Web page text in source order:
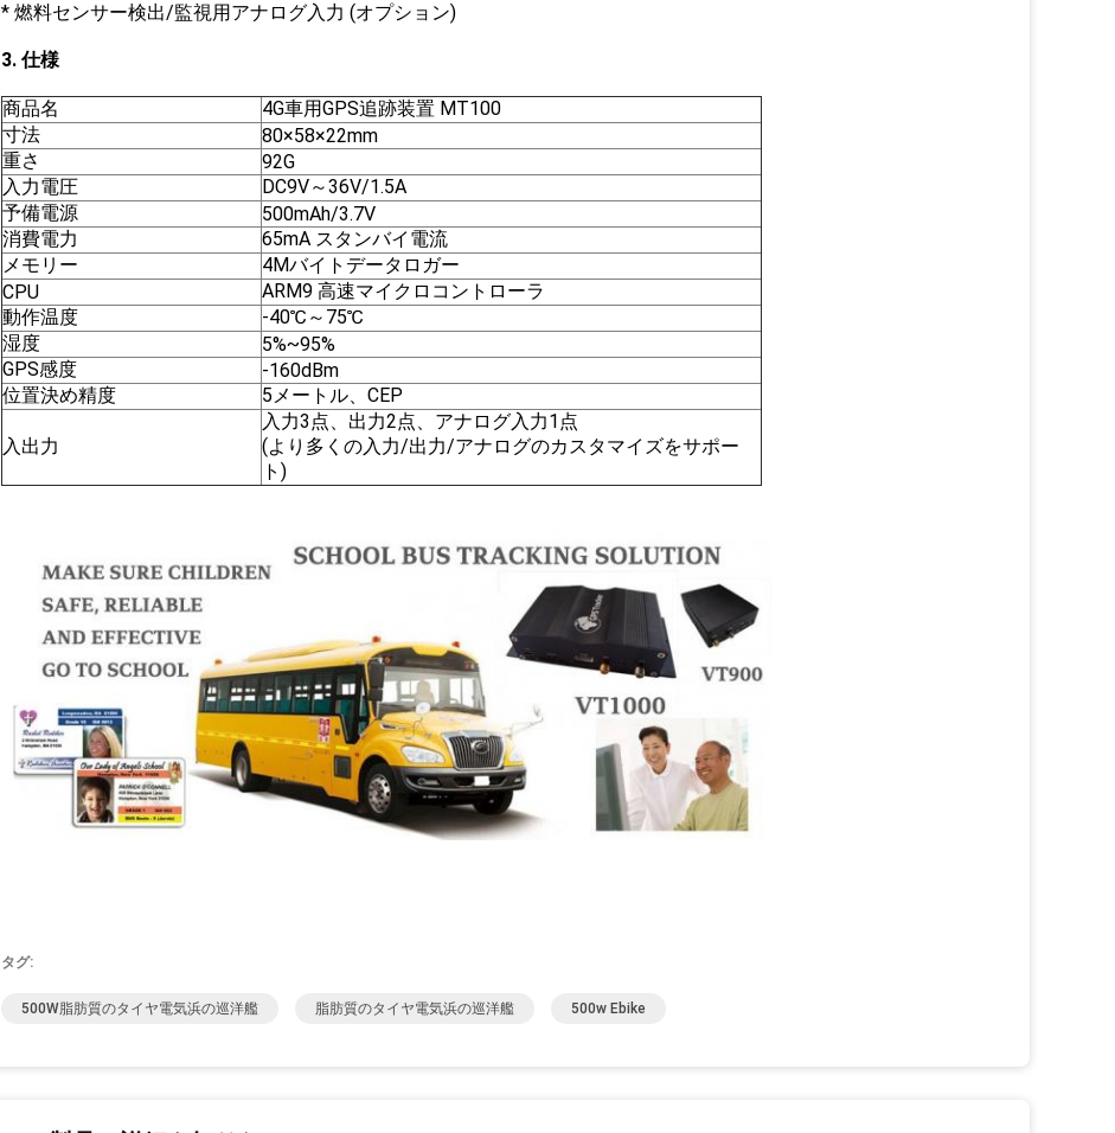
* 燃料センサー検出/監視用アナログ入力 (オプション)
3. 仕様
商品名
4G車用GPS追跡装置 MT100
寸法
80×58×22mm
重さ
92G
入力電圧
DC9V～36V/1.5A
予備電源
500mAh/3.7V
消費電力
65mA スタンバイ電流
メモリー
4Mバイトデータロガー
CPU
ARM9 高速マイクロコントローラ
動作温度
-40℃～75℃
湿度
5%~95%
GPS感度
-160dBm
位置決め精度
5メートル、CEP
入出力
入力3点、出力2点、アナログ入力1点
(より多くの入力/出力/アナログのカスタマイズをサポー
ト)
タグ:
500W脂肪質のタイヤ電気浜の巡洋艦 脂肪質のタイヤ電気浜の巡洋艦 500w Ebike